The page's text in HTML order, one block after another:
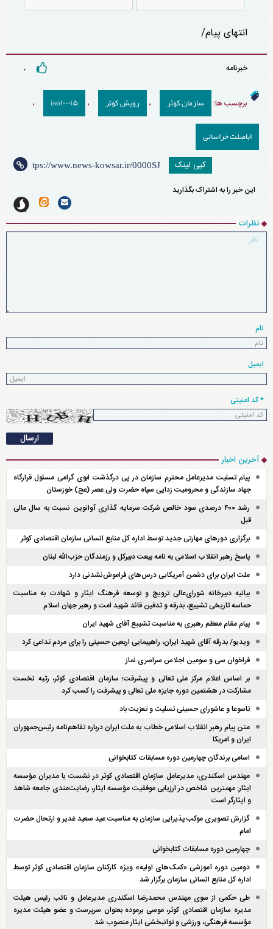
انتهای پیام/
خبرنامه ۰
برچسب ها: سازمان کوثر ، رویش کوثر ، iso۱۰۰۰۱۵ ،
اباصلت خراسانی
کپی لینک
این خبر را به اشتراک بگذارید
نظرات
نام
ایمیل
* کد امنیتی
آخرین اخبار
پیام تسلیت مدیرعامل محترم سازمان در پی درگذشت ابوی گرامی مسئول قرارگاه
جهاد سازندگی و محرومیت زدایی سپاه حضرت ولی عصر (عج) خوزستان
رشد ۴۰۰ درصدی سود خالص شرکت سرمایه گذاری آوانوین نسبت به سال مالی
قبل
برگزاری دور‌های مهارتی جدید توسط اداره کل منابع انسانی سازمان اقتصادی کوثر
پاسخ رهبر انقلاب اسلامی به نامه بیعت دبیرکل و رزمندگان حزب‌الله لبنان
ملت ایران برای دشمن آمریکایی درس‌های فراموش‌نشدنی دارد
بیانیه دبیرخانه شورای‌عالی ترویج و توسعه فرهنگ ایثار و شهادت به مناسبت
حماسه تاریخی تشییع، بدرقه و تدفین قائد شهید امت و رهبر جهان اسلام
پیام مقام معظم رهبری به مناسبت تشییع آقای شهید ایران
ویدیو/ بدرقه آقای شهید ایران، راهپیمایی اربعین حسینی را برای مردم تداعی کرد
فراخوان سی و سومین اجلاس سراسری نماز
بر اساس اعلام مرکز ملی تعالی و پیشرفت؛ سازمان اقتصادی کوثر، رتبه نخست
مشارکت در هشتمین دوره جایزه ملی تعالی و پیشرفت را کسب کرد
تاسوعا و عاشورای حسینی تسلیت و تعزیت باد
متن پیام رهبر انقلاب اسلامی خطاب به ملت ایران درباره تفاهم‌نامه رئیس‌جمهوران
ایران و امریکا
اسامی برندگان چهارمین دوره مسابقات کتابخوانی
مهندس اسکندری، مدیرعامل سازمان اقتصادی کوثر در نشست با مدیران مؤسسه
ایثار: مهمترین شاخص در ارزیابی موفقیت مؤسسه ایثار، رضایت‌مندی جامعه شاهد
و ایثارگر است
گزارش تصویری موکب پذیرایی سازمان به مناسبت عید سعید غدیر و ارتحال حضرت
امام
چهارمین دوره مسابقات کتابخوانی
دومین دوره آموزشی «کمک‌های اولیه» ویژه کارکنان سازمان اقتصادی کوثر توسط
اداره کل منابع انسانی سازمان برگزار شد
طی حکمی از سوی مهندس محمدرضا اسکندری مدیرعامل و نائب رئیس هیئت
مدیره سازمان اقتصادی کوثر، موسی برموده بعنوان سرپرست و عضو هیئت مدیره
مؤسسه فرهنگی، ورزشی و توانبخشی ایثار منصوب شد